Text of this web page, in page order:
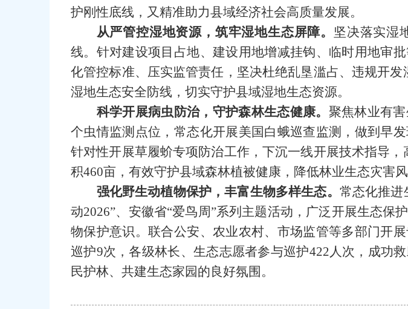
护刚性底线，又精准助力县域经济社会高质量发展。
从严管控湿地资源，筑牢湿地生态屏障。 坚决落实湿
线。针对建设项目占地、建设用地增减挂钩、临时用地审
化管控标准、压实监管责任，坚决杜绝乱垦滥占、违规开
湿地生态安全防线，切实守护县域湿地生态资源。
科学开展病虫防治，守护森林生态健康。 聚焦林业有
个虫情监测点位，常态化开展美国白蛾巡查监测，做到早
针对性开展草履蚧专项防治工作，下沉一线开展技术指导
积460亩，有效守护县域森林植被健康，降低林业生态灾害风
强化野生动植物保护，丰富生物多样生态。 常态化推进
动2026”、安徽省“爱鸟周”系列主题活动，广泛开展生态
物保护意识。联合公安、农业农村、市场监管等多部门开
巡护9次，各级林长、生态志愿者参与巡护422人次，成功
民护林、共建生态家园的良好氛围。